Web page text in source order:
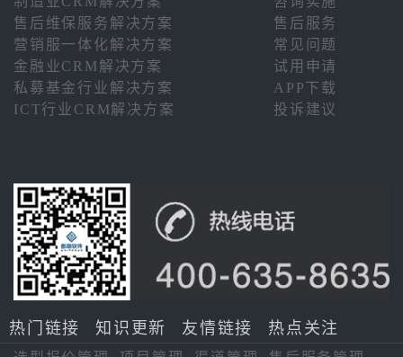
售后维保服务解决方案
售后服务
营销服一体化解决方案
常见问题
金融业CRM解决方案
试用申请
私募基金行业解决方案
APP下载
ICT行业CRM解决方案
投诉建议
热门链接 知识更新 友情链接 热点关注